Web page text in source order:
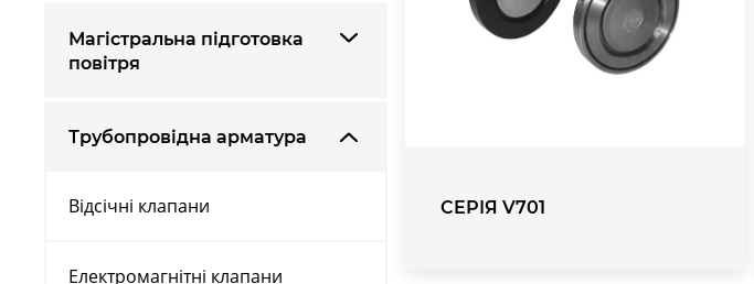
Магістральна підготовка
повітря
Трубопровідна арматура
Відсічні клапани
Електромагнітні клапани
СЕРІЯ V701